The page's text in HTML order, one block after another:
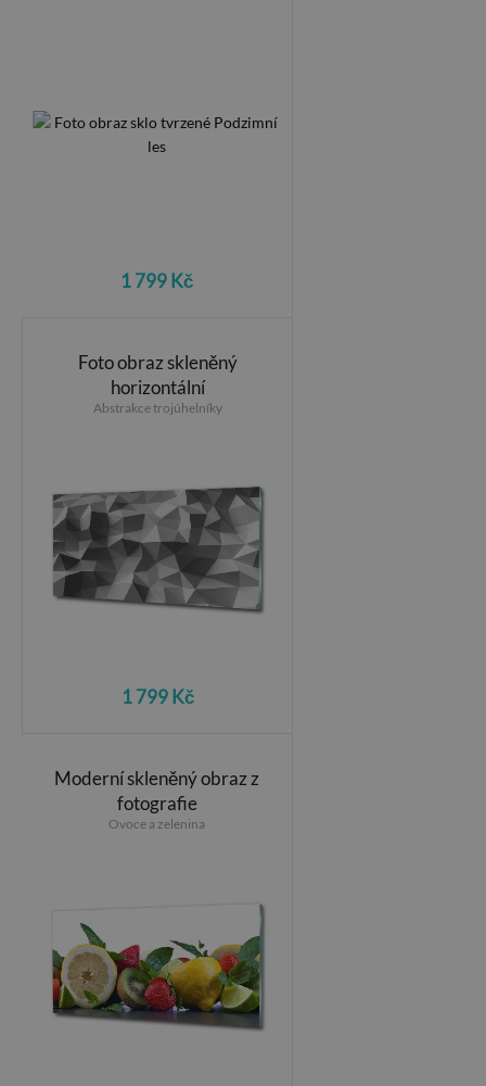
1 799 Kč
Foto obraz skleněný
horizontální
Abstrakce trojúhelníky
1 799 Kč
Moderní skleněný obraz z
fotografie
Ovoce a zelenina